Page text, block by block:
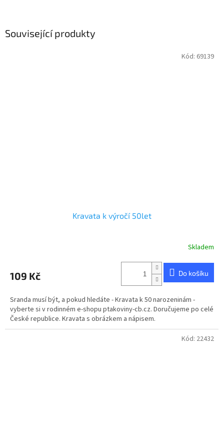
Související produkty
Kravata k výročí 50let
je
z
5
hvězdiček.
Skladem
109 Kč Do košíku
Sranda musí být, a pokud hledáte - Kravata k 50 narozeninám -
vyberte si v rodinném e-shopu ptakoviny-cb.cz. Doručujeme po celé
České republice. Kravata s obrázkem a nápisem.
Kód: 69139
Kód: 22432